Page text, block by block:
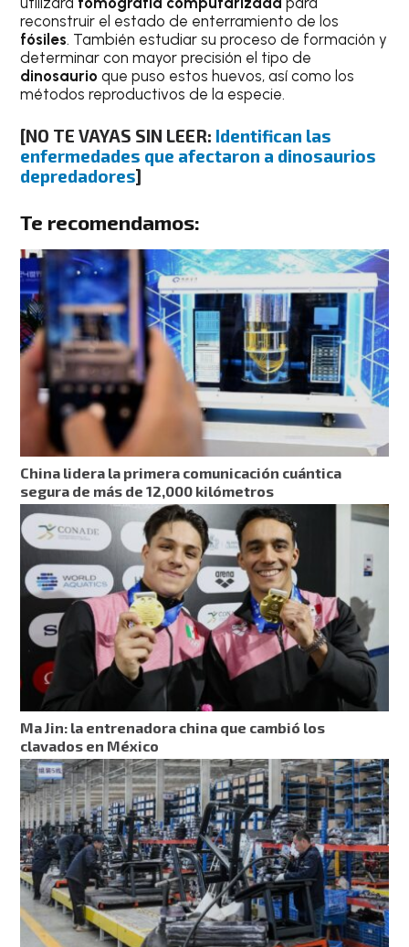
reconstruir el estado de enterramiento de los
fósiles. También estudiar su proceso de formación y
determinar con mayor precisión el tipo de
dinosaurio que puso estos huevos, así como los
métodos reproductivos de la especie.
[NO TE VAYAS SIN LEER: Identifican las
enfermedades que afectaron a dinosaurios
depredadores]
Te recomendamos:
China lidera la primera comunicación cuántica
segura de más de 12,000 kilómetros
Ma Jin: la entrenadora china que cambió los
clavados en México